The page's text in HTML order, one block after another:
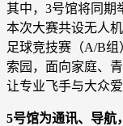
其中，3号馆将同期
本次大赛共设无人
足球竞技赛（A/B
索园，面向家庭、
让专业飞手与大众
5号馆为通讯、导航